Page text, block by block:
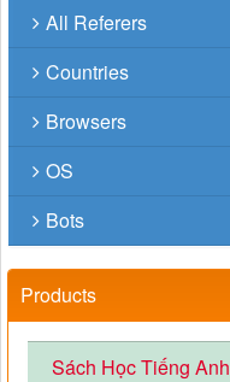
All Referers
Countries
Browsers
OS
Bots
Products
Sách Học Tiếng Anh